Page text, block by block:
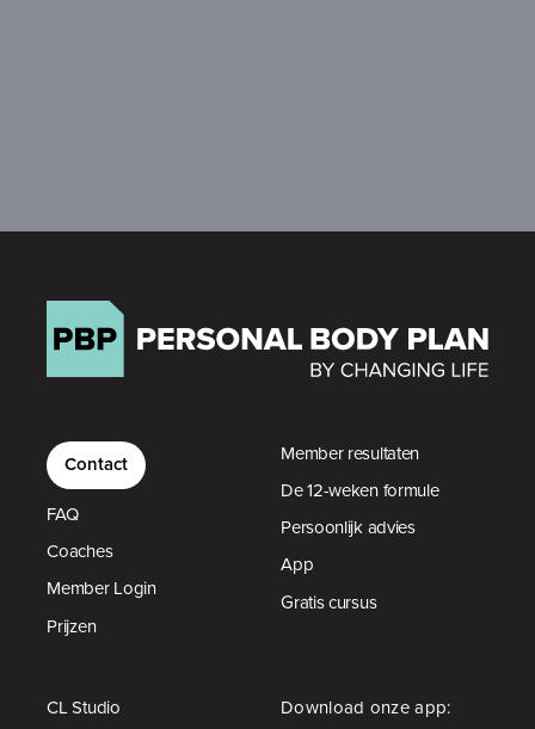
Contact
FAQ
Coaches
Member Login
Prijzen
Member resultaten
De 12-weken formule
Persoonlijk advies
App
Gratis cursus
CL Studio Download onze app: